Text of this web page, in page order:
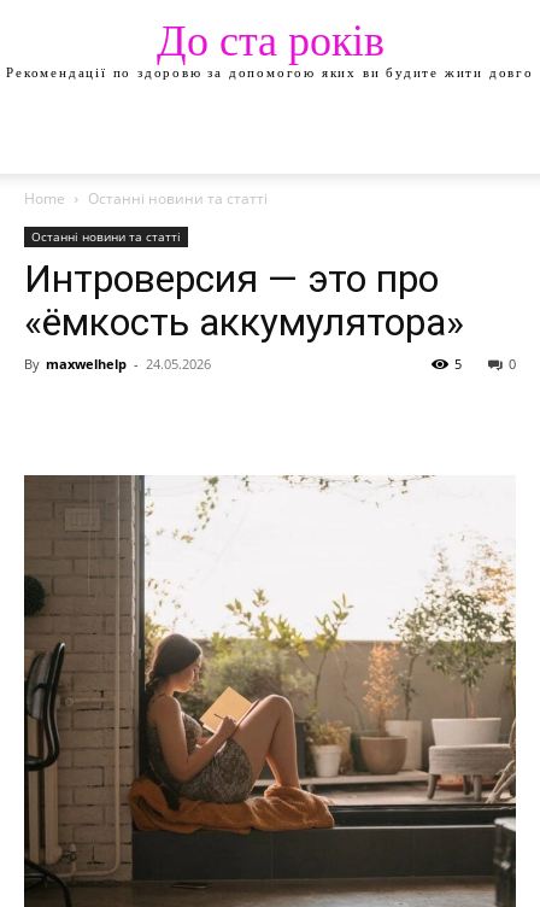
До ста років
Рекомендації по здоровю за допомогою яких ви будите жити довго
Home Останні новини та статті
Останні новини та статті
Интроверсия — это про
«ёмкость аккумулятора»
By maxwelhelp - 24.05.2026 0
5